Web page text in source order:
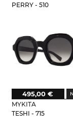
PERRY - 510
MYKITA
TESHI - 715
495,00 €